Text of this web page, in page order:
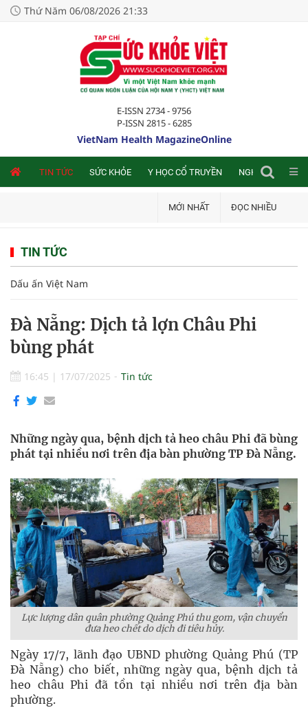
Thứ Năm 06/08/2026 21:33
E-ISSN 2734 - 9756
P-ISSN 2815 - 6285
VietNam Health MagazineOnline
TIN TỨC SỨC KHỎE Y HỌC CỔ TRUYỀN NGHIÊN CỨU
MỚI NHẤT ĐỌC NHIỀU
TIN TỨC
Dấu ấn Việt Nam
Đà Nẵng: Dịch tả lợn Châu Phi
bùng phát
16:45 | 17/07/2025 Tin tức
Những ngày qua, bệnh dịch tả heo châu Phi đã bùng
phát tại nhiều nơi trên địa bàn phường TP Đà Nẵng.
Lực lượng dân quân phường Quảng Phú thu gom, vận chuyển
đưa heo chết do dịch đi tiêu hủy.
Ngày 17/7, lãnh đạo UBND phường Quảng Phú (TP
Đà Nẵng) cho biết, những ngày qua, bệnh dịch tả
heo châu Phi đã tồn tại nhiều nơi trên địa bàn
phường.